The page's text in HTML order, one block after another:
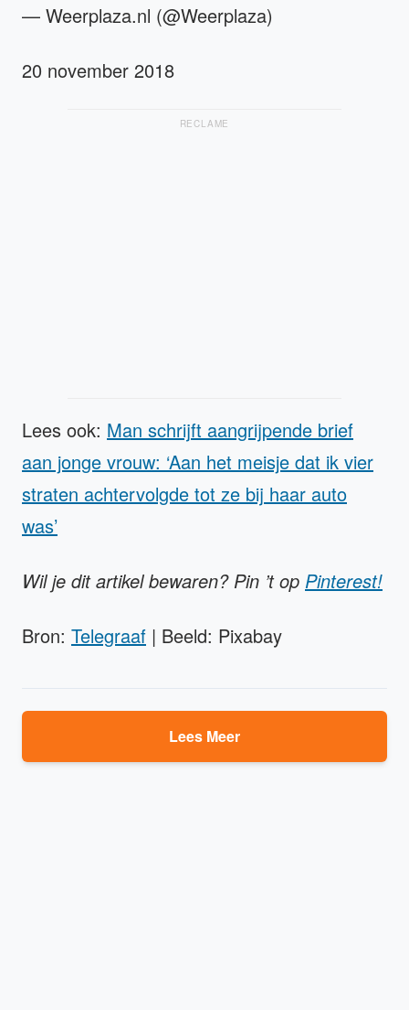
— Weerplaza.nl (@Weerplaza)
20 november 2018
RECLAME
Lees ook: Man schrijft aangrijpende brief
aan jonge vrouw: ‘Aan het meisje dat ik vier
straten achtervolgde tot ze bij haar auto
was’
Wil je dit artikel bewaren? Pin ’t op Pinterest!
Bron: Telegraaf | Beeld: Pixabay
Lees Meer